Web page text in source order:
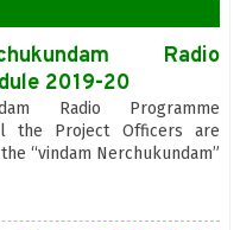
Radio
2019-20
Radio Programme
the Project Officers are
“vindam Nerchukundam”